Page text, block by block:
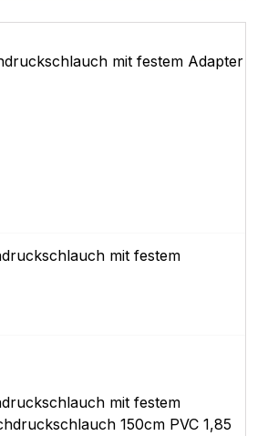
mit festem
mit festem
150cm PVC 1,85